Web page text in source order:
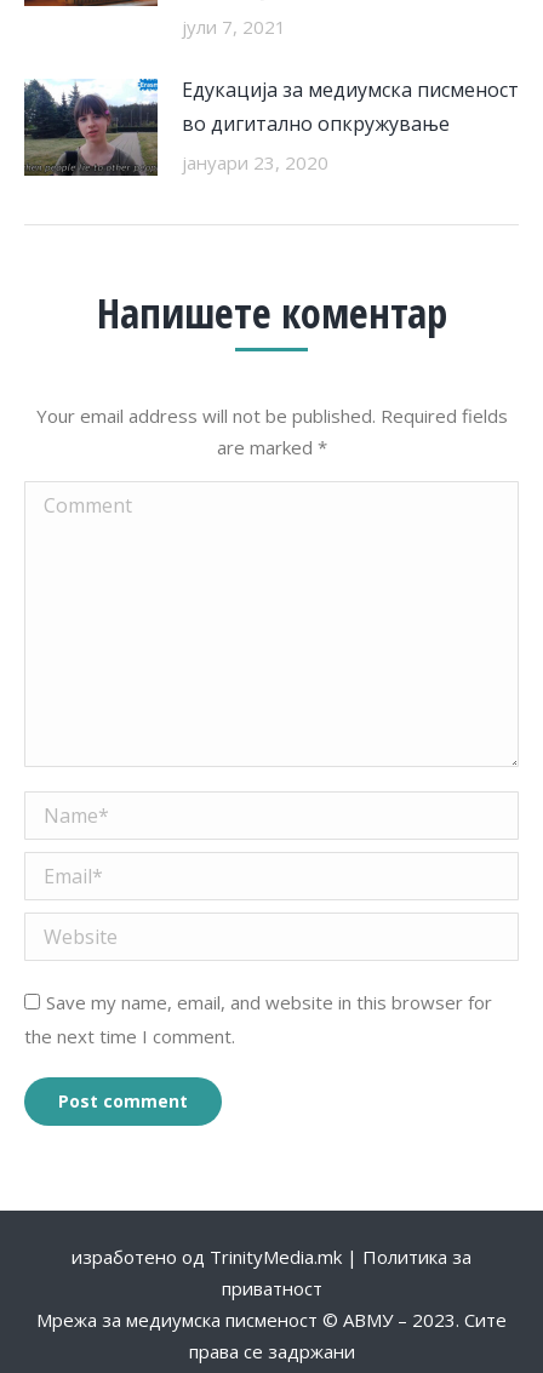
јули 7, 2021
Едукација за медиумска писменост
во дигитално опкружување
јануари 23, 2020
Напишете коментар
Your email address will not be published. Required fields
are marked *
Comment
Name *
Email *
Website
Save my name, email, and website in this browser for
the next time I comment.
Post comment
изработено од TrinityMedia.mk | Политика за
приватност
Мрежа за медиумска писменост © АВМУ – 2023. Сите
права се задржани